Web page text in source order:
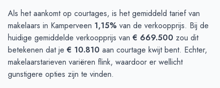
Als het aankomt op courtages, is het gemiddeld tarief van
makelaars in Kamperveen 1,15% van de verkoopprijs. Bij de
huidige gemiddelde verkoopprijs van € 669.500 zou dit
betekenen dat je € 10.810 aan courtage kwijt bent. Echter,
makelaarstarieven variëren flink, waardoor er wellicht
gunstigere opties zijn te vinden.